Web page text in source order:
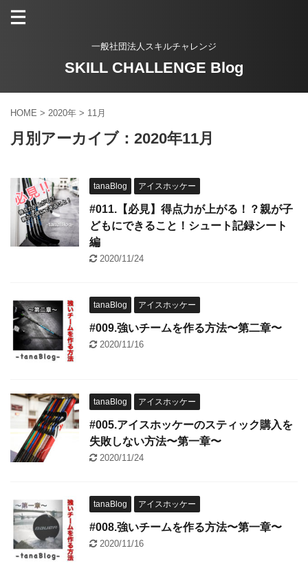
一般社団法人スキルチャレンジ
SKILL CHALLENGE Blog
HOME > 2020年 > 11月
月別アーカイブ：2020年11月
tanaBlog アイスホッケー
#011.【必見】得点力が上がる！？親が子
どもにできること！シュート記録シート
編
2020/11/24
tanaBlog アイスホッケー
#009.強いチームを作る方法〜第二章〜
2020/11/16
tanaBlog アイスホッケー
#005.アイスホッケーのスティック購入を
失敗しない方法〜第一章〜
2020/11/24
tanaBlog アイスホッケー
#008.強いチームを作る方法〜第一章〜
2020/11/16